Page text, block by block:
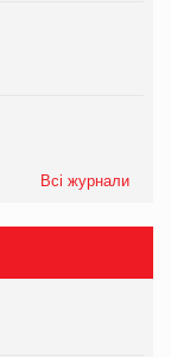
Всі журнали